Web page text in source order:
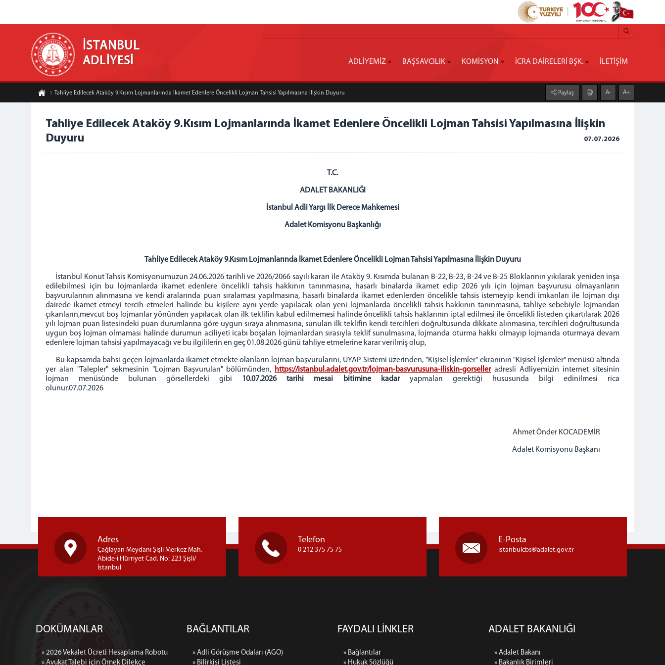
İSTANBUL
ADLİYESİ ADLİYEMİZ BAŞSAVCILIK KOMİSYON İCRA DAİRELERİ BŞK. İLETİŞİM
Tahliye Edilecek Ataköy 9.Kısım Lojmanlarında İkamet Edenlere Öncelikli Lojman Tahsisi Yapılmasına İlişkin Duyuru Paylaş A- A+
Tahliye Edilecek Ataköy 9.Kısım Lojmanlarında İkamet Edenlere Öncelikli Lojman Tahsisi Yapılmasına İlişkin
Duyuru
07.07.2026
T.C.
ADALET BAKANLIĞI
İstanbul Adli Yargı İlk Derece Mahkemesi
Adalet Komisyonu Başkanlığı
Tahliye Edilecek Ataköy 9.Kısım Lojmanlarında İkamet Edenlere Öncelikli Lojman Tahsisi Yapılmasına İlişkin Duyuru
İstanbul Konut Tahsis Komisyonumuzun 24.06.2026 tarihli ve 2026/2066 sayılı kararı ile Ataköy 9. Kısımda bulanan B-22, B-23, B-24 ve B-25 Bloklarının yıkılarak yeniden inşa
edilebilmesi için bu lojmanlarda ikamet edenlere öncelikli tahsis hakkının tanınmasına, hasarlı binalarda ikamet edip 2026 yılı için lojman başvurusu olmayanların
başvurularının alınmasına ve kendi aralarında puan sıralaması yapılmasına, hasarlı binalarda ikamet edenlerden öncelikle tahsis istemeyip kendi imkanları ile lojman dışı
dairede ikamet etmeyi tercih etmeleri halinde bu kişilere aynı yerde yapılacak olan yeni lojmanlarda öncelikli tahsis hakkının tanınmasına, tahliye sebebiyle lojmandan
çıkanların,mevcut boş lojmanlar yönünden yapılacak olan ilk teklifin kabul edilmemesi halinde öncelikli tahsis haklarının iptal edilmesi ile öncelikli listeden çıkartılarak 2026
yılı lojman puan listesindeki puan durumlarına göre uygun sıraya alınmasına, sunulan ilk teklifin kendi tercihleri doğrultusunda dikkate alınmasına, tercihleri doğrultusunda
uygun boş lojman olmaması halinde durumun aciliyeti icabı boşalan lojmanlardan sırasıyla teklif sunulmasına, lojmanda oturma hakkı olmayıp lojmanda oturmaya devam
edenlere lojman tahsisi yapılmayacağı ve bu ilgililerin en geç 01.08.2026 günü tahliye etmelerine karar verilmiş olup,
Bu kapsamda bahsi geçen lojmanlarda ikamet etmekte olanların lojman başvurularını, UYAP Sistemi üzerinden, "Kişisel İşlemler" ekranının "Kişisel İşlemler" menüsü altında
yer alan "Talepler" sekmesinin "Lojman Başvuruları" bölümünden,
https://istanbul.adalet.gov.tr/lojman-basvurusuna-iliskin-gorselleradresli Adliyemizin internet sitesinin
lojman menüsünde bulunan görsellerdeki gibi 10.07.2026 tarihi mesai bitimine kadaryapmaları gerektiği hususunda bilgi edinilmesi rica
olunur.07.07.2026
Ahmet Önder KOCADEMİR
Adalet Komisyonu Başkanı
Adres
Çağlayan Meydanı Şişli Merkez Mah.
Abide-i Hürriyet Cad. No: 223 Şişli/
İstanbul
Telefon
0 212 375 75 75
E-Posta
istanbulcbs adalet.gov.tr
DOKÜMANLAR
» 2026 Vekalet Ücreti Hesaplama Robotu
» Avukat Talebi için Örnek Dilekçe
BAĞLANTILAR
» Adli Görüşme Odaları (AGO)
» Bilirkişi Listesi
FAYDALI LİNKLER
» Bağlantılar
» Hukuk Sözlüğü
ADALET BAKANLIĞI
» Adalet Bakanı
» Bakanlık Birimleri